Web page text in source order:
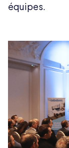
équipes.